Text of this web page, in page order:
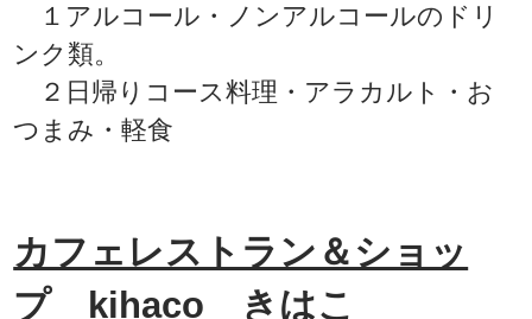
１アルコール・ノンアルコールのドリ
ンク類。
２日帰りコース料理・アラカルト・お
つまみ・軽食
カフェレストラン＆ショッ
プ kihaco きはこ